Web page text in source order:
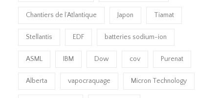
Chantiers de l’Atlantique Japon Tiamat
Stellantis EDF batteries sodium-ion
ASML IBM Dow cov Purenat
Alberta vapocraquage Micron Technology